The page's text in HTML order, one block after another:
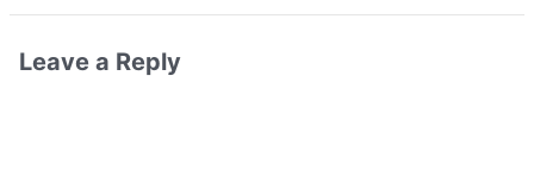
Leave a Reply